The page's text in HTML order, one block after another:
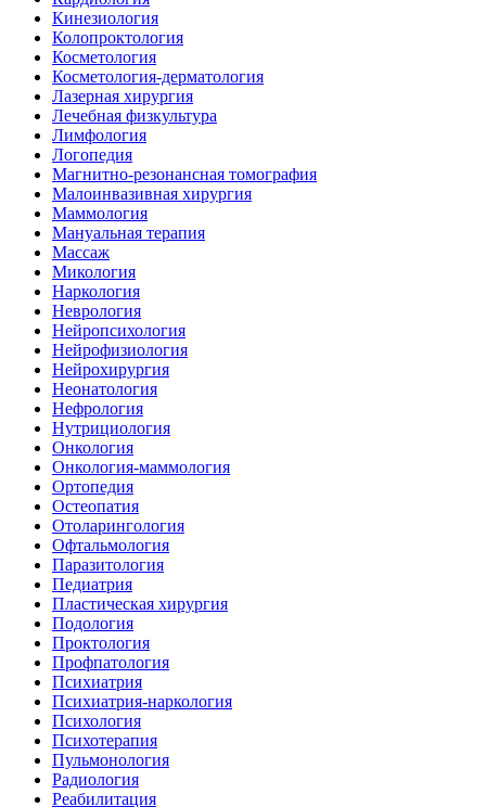
Кинезиология
Колопроктология
Косметология
Косметология-дерматология
Лазерная хирургия
Лечебная физкультура
Лимфология
Логопедия
Магнитно-резонансная томография
Малоинвазивная хирургия
Маммология
Мануальная терапия
Массаж
Микология
Наркология
Неврология
Нейропсихология
Нейрофизиология
Нейрохирургия
Неонатология
Нефрология
Нутрициология
Онкология
Онкология-маммология
Ортопедия
Остеопатия
Отоларингология
Офтальмология
Паразитология
Педиатрия
Пластическая хирургия
Подология
Проктология
Профпатология
Психиатрия
Психиатрия-наркология
Психология
Психотерапия
Пульмонология
Радиология
Реабилитация